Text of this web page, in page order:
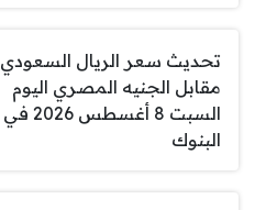
تحديث سعر الريال السعودي
مقابل الجنيه المصري اليوم
السبت 8 أغسطس 2026 في
البنوك